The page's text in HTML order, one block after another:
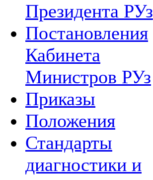
Президента РУз
Постановления
Кабинета
Министров РУз
Приказы
Положения
Стандарты
диагностики и